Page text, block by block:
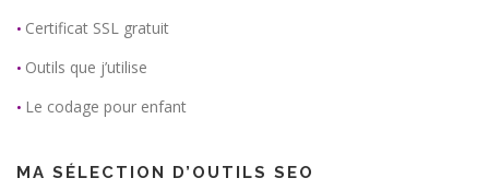
• Certificat SSL gratuit
• Outils que j’utilise
• Le codage pour enfant
MA SÉLECTION D’OUTILS SEO